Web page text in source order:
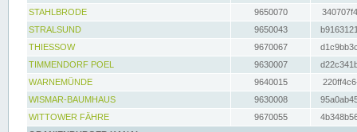
STAHLBRODE
9650070
STRALSUND
9650043
THIESSOW
9670067
TIMMENDORF POEL
9630007
WARNEMÜNDE
9640015
WISMAR-BAUMHAUS
9630008
WITTOWER FÄHRE
9670055